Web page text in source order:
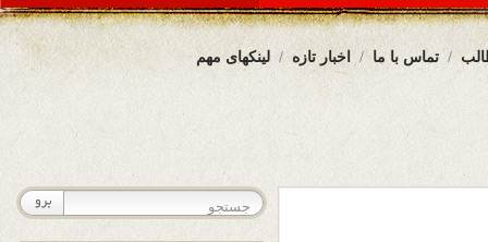
لینکهای مهم اخبار تازه تماس با ما